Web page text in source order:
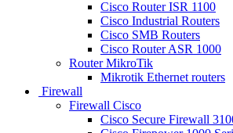
Cisco Router ISR 1100
Cisco Industrial Routers
Cisco SMB Routers
Cisco Router ASR 1000
Router MikroTik
Mikrotik Ethernet routers
Firewall
Firewall Cisco
Cisco Secure Firewall